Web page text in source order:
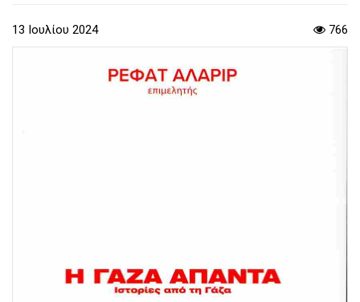
13 Ιουλίου 2024 766